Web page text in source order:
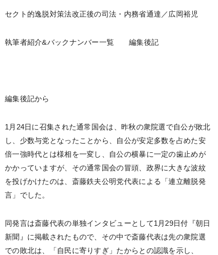
セクト的逸脱対策法改正後の司法・内務省通達／広岡裕児
執筆者紹介&バックナンバー一覧 編集後記
編集後記から
1月24日に召集された通常国会は、昨秋の衆院選で自公が敗北
し、少数与党となったことから、自公が安定多数を占めた安
倍一強時代とは様相を一変し、自公の横暴に一定の歯止めが
かかっていますが、その通常国会の冒頭、政界に大きな波紋
を投げかけたのは、斎藤鉄夫公明党代表による「連立離脱発
言」でした。
同発言は斎藤代表の単独インタビューとして1月29日付『朝日
新聞』に掲載されたもので、その中で斎藤代表は先の衆院選
での敗北は、「自民に寄りすぎ」たからとの認識を示し、